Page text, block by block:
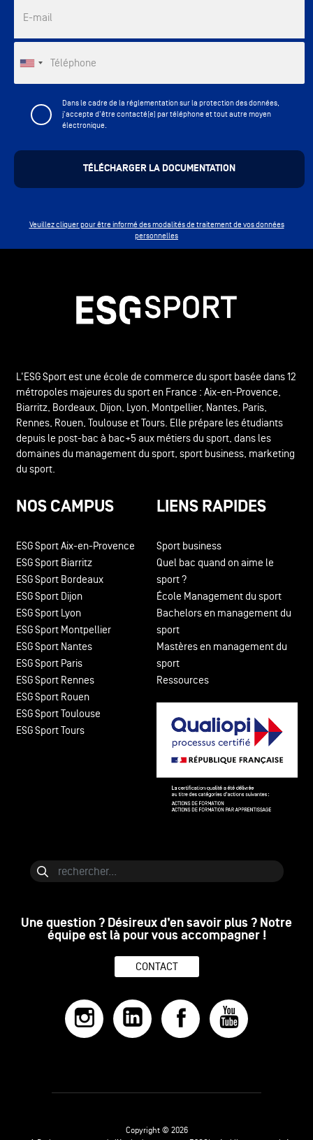
E-mail
Téléphone
Dans le cadre de la réglementation sur la protection des données,
j'accepte d'être contacté(e) par téléphone et tout autre moyen
électronique.
Veuillez cliquer pour être informé des modalités de traitement de vos données
personnelles
L'ESG Sport est une école de commerce du sport basée dans 12
métropoles majeures du sport en France : Aix-en-Provence,
Biarritz, Bordeaux, Dijon, Lyon, Montpellier, Nantes, Paris,
Rennes, Rouen, Toulouse et Tours. Elle prépare les étudiants
depuis le post-bac à bac+5 aux métiers du sport, dans les
domaines du management du sport, sport business, marketing
du sport.
NOS CAMPUS
ESG Sport Aix-en-Provence
ESG Sport Biarritz
ESG Sport Bordeaux
ESG Sport Dijon
ESG Sport Lyon
ESG Sport Montpellier
ESG Sport Nantes
ESG Sport Paris
ESG Sport Rennes
ESG Sport Rouen
ESG Sport Toulouse
ESG Sport Tours
LIENS RAPIDES
Sport business
Quel bac quand on aime le
sport ?
École Management du sport
Bachelors en management du
sport
Mastères en management du
sport
Ressources
Une question ? Désireux d’en savoir plus ? Notre
équipe est là pour vous accompagner !
CONTACT
Copyright © 2026